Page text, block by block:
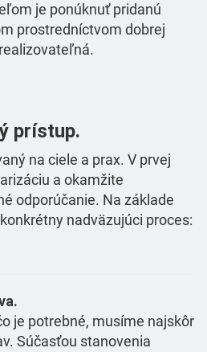
je ponúknuť pridanú
prostredníctvom dobrej
prístup.
na ciele a prax. V prvej
a okamžite
odporúčanie. Na základe
nadväzujúci proces:
je potrebné, musíme najskôr
Súčasťou stanovenia